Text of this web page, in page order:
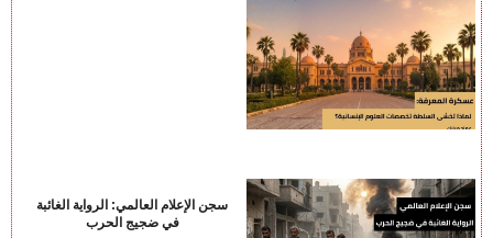
سجن الإعلام العالمي: الرواية الغائبة
في ضجيج الحرب